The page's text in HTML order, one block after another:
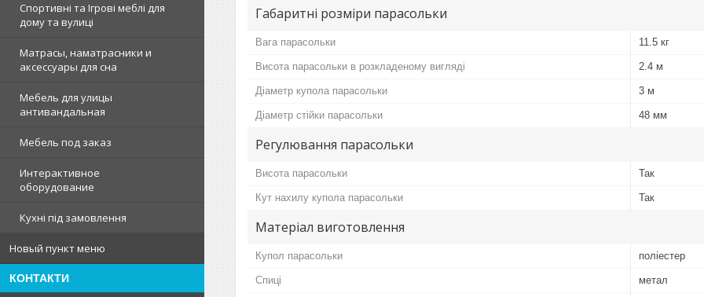
Спортивні та Ігрові меблі для
дому та вулиці
Матрасы, наматрасники и
аксессуары для сна
Мебель для улицы
антивандальная
Мебель под заказ
Интерактивное
оборудование
Кухні під замовлення
Новый пункт меню
КОНТАКТИ
Габаритні розміри парасольки
Вага парасольки 11.5 кг
Висота парасольки в розкладеному вигляді 2.4 м
Діаметр купола парасольки 3 м
Діаметр стійки парасольки 48 мм
Регулювання парасольки
Висота парасольки Так
Кут нахилу купола парасольки Так
Матеріал виготовлення
Купол парасольки поліестер
Спиці метал